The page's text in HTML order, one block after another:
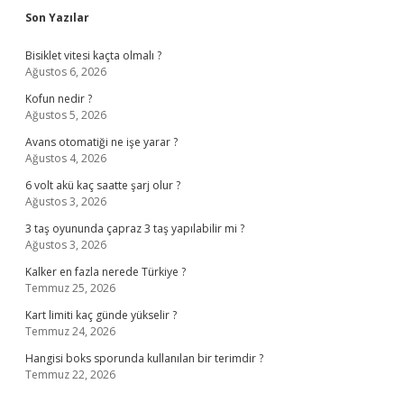
Sidebar
Son Yazılar
Bisiklet vitesi kaçta olmalı ?
Ağustos 6, 2026
Kofun nedir ?
Ağustos 5, 2026
Avans otomatiği ne işe yarar ?
Ağustos 4, 2026
6 volt akü kaç saatte şarj olur ?
Ağustos 3, 2026
3 taş oyununda çapraz 3 taş yapılabilir mi ?
Ağustos 3, 2026
Kalker en fazla nerede Türkiye ?
Temmuz 25, 2026
Kart limiti kaç günde yükselir ?
Temmuz 24, 2026
Hangisi boks sporunda kullanılan bir terimdir ?
Temmuz 22, 2026